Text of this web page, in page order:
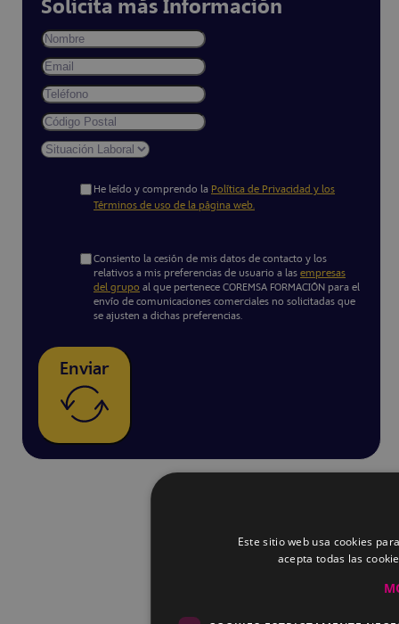
Solicita más Información
He leído y comprendo la Política de Privacidad y los
Términos de uso de la página web.
Consiento la cesión de mis datos de contacto y los
relativos a mis preferencias de usuario a las empresas
del grupo al que pertenece COREMSA FORMACIÓN para el
envío de comunicaciones comerciales no solicitadas que
se ajusten a dichas preferencias.
Enviar
Este sitio web usa cookies
acepta todas las